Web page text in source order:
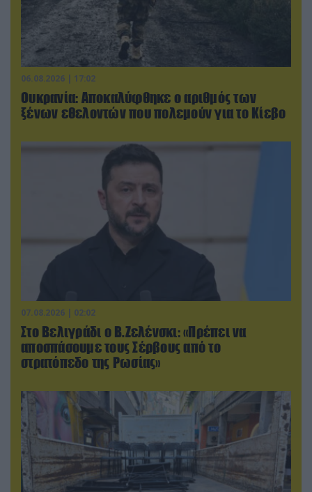
06.08.2026 | 17:02
Ουκρανία: Αποκαλύφθηκε ο αριθμός των
ξένων εθελοντών που πολεμούν για το Κίεβο
07.08.2026 | 02:02
Στο Βελιγράδι ο Β.Ζελένσκι: «Πρέπει να
αποσπάσουμε τους Σέρβους από το
στρατόπεδο της Ρωσίας»